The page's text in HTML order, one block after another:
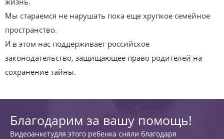
Мы стараемся не нарушать пока еще хрупкое семейное
пространство.
И в этом нас поддерживает российское
законодательство, защищающее право родителей на
сохранение тайны.
Благодарим за вашу помощь!
Видеоанкетудля этого ребенка сняли благодаря